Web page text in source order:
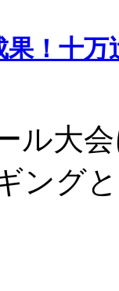
果！十
ル大
ング